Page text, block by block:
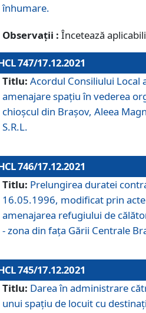
înhumare.
Observații : Încetează
747/17.12.2021
Titlu: Acordul Consiliului
amenajare spațiu în vederea
chioșcul din Brașov, Aleea
S.R.L.
746/17.12.2021
Titlu: Prelungirea duratei
16.05.1996, modificat prin
amenajarea refugiului de
- zona din faţa Gării Centrale
745/17.12.2021
Titlu: Darea în administrare
unui spațiu de locuit cu